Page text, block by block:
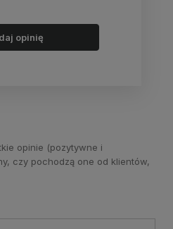
opinię
opinie (pozytywne i
czy pochodzą one od klientów,